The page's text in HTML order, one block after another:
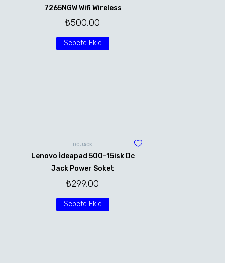
7265NGW Wifi Wireless
₺500,00
Sepete Ekle
DC JACK
Lenovo İdeapad 500-15isk Dc
Jack Power Soket
₺299,00
Sepete Ekle